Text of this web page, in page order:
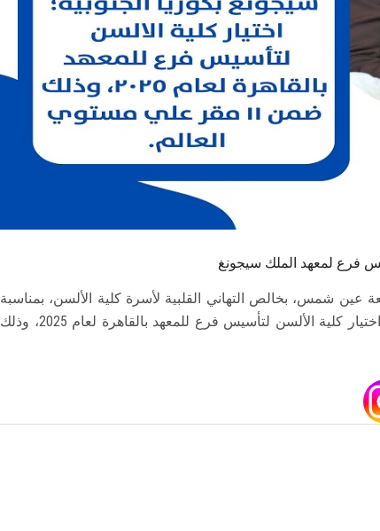
فرع لمعهد الملك سيجونغ
عين شمس، بخالص التهاني القلبية لأسرة كلية الألسن، بمناسبة
إعلان مؤسسة الملك سيجونغ بكوريا الجنوبية؛ اختيار كلية الألسن لتأسيس فرع للمعهد بالقاهرة لعام 2025، وذلك